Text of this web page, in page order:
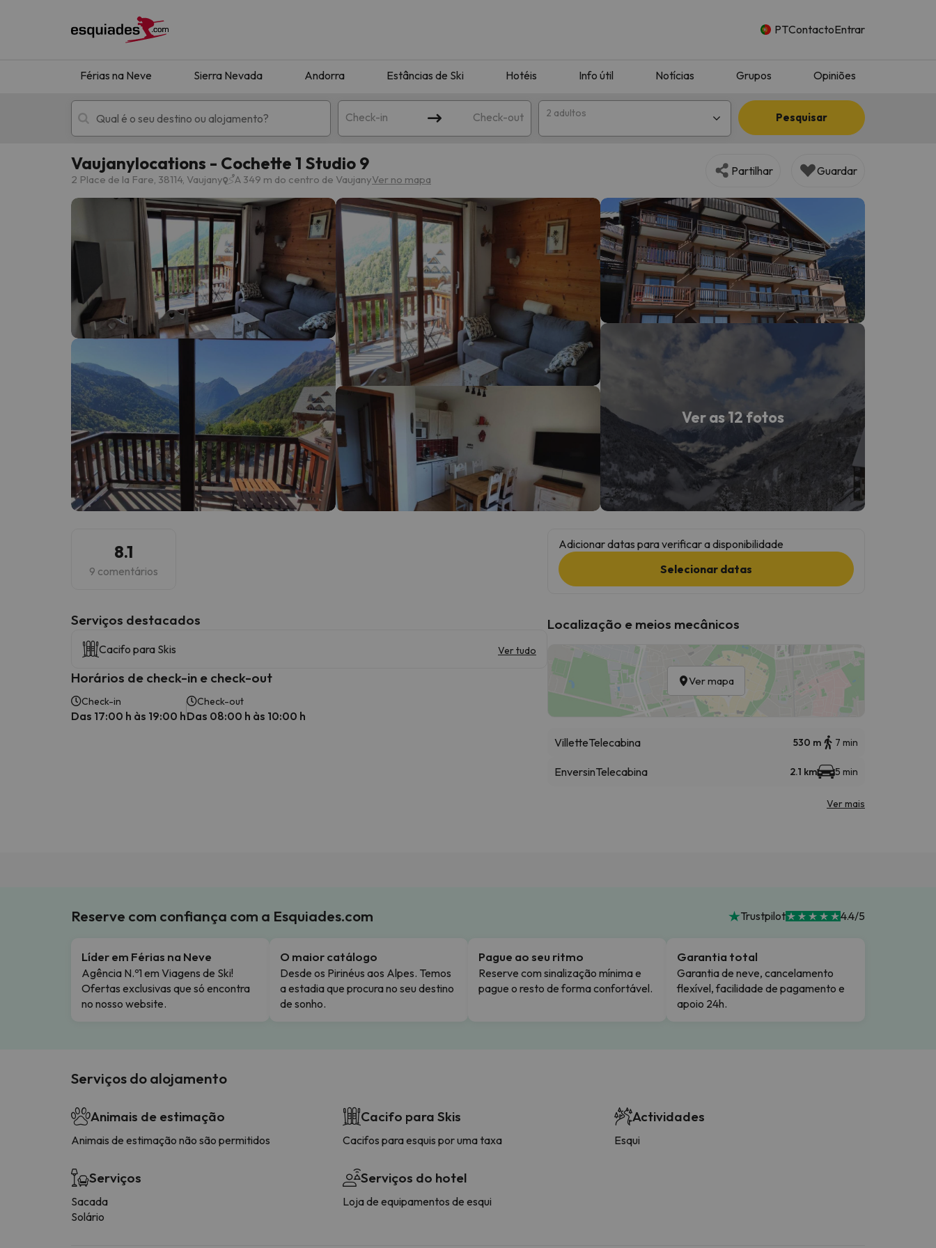
PTContactoEntrar
Férias na Neve Sierra Nevada Andorra Estâncias de Ski Hotéis Info útil Notícias Grupos Opiniões
Check-in Check-out 2 adultos Pesquisar
Férias na neve Hotéis de montanha
Oops, não encontramos nenhum resultado que corresponda à sua pesquisa. Tente modificar o destino.
Bem, parece que o nosso Seeker perdeu o seu caminho. Assim que encontrar a sua bússola, estará de volta.
Vaujanylocations - Cochette 1 Studio 9
2 Place de la Fare, 38114, Vaujany A 349 m do centro de VaujanyVer no mapa
Partilhar Guardar
Ver as 12 fotos
8.1
9 comentários
Serviços destacados
Cacifo para Skis Ver tudo
Horários de check-in e check-out
Check-in
Das 17:00 h às 19:00 h
Check-out
Das 08:00 h às 10:00 h
Adicionar datas para verificar a disponibilidade
Selecionar datas
Localização e meios mecânicos
Ver mapa
VilletteTelecabina 530 m 7 min
EnversinTelecabina 2.1 km 5 min
Ver mais
Reserve com confiança com a Esquiades.com Trustpilot 4.4/5
Líder em Férias na Neve
Agência N.º1 em Viagens de Ski!
Ofertas exclusivas que só encontra
no nosso website.
O maior catálogo
Desde os Pirinéus aos Alpes. Temos
a estadia que procura no seu destino
de sonho.
Pague ao seu ritmo
Reserve com sinalização mínima e
pague o resto de forma confortável.
Garantia total
Garantia de neve, cancelamento
flexível, facilidade de pagamento e
apoio 24h.
Serviços do alojamento
Animais de estimação
Animais de estimação não são permitidos
Serviços
Sacada
Solário
Cacifo para Skis
Cacifos para esquis por uma taxa
Serviços do hotel
Loja de equipamentos de esqui
Actividades
Esqui